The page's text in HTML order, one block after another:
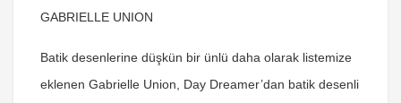
GABRIELLE UNION
Batik desenlerine düşkün bir ünlü daha olarak listemize
eklenen Gabrielle Union, Day Dreamer’dan batik desenli